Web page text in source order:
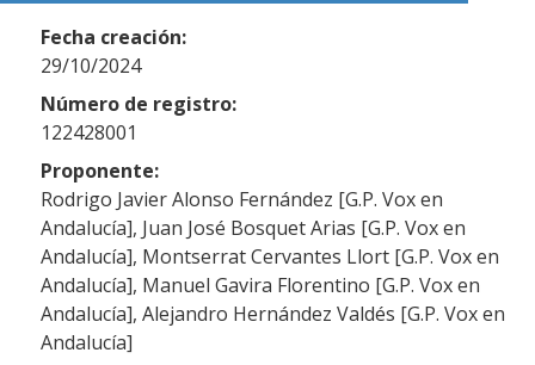
Fecha creación:
29/10/2024
Número de registro:
122428001
Proponente:
Rodrigo Javier Alonso Fernández [G.P. Vox en
Andalucía], Juan José Bosquet Arias [G.P. Vox en
Andalucía], Montserrat Cervantes Llort [G.P. Vox en
Andalucía], Manuel Gavira Florentino [G.P. Vox en
Andalucía], Alejandro Hernández Valdés [G.P. Vox en
Andalucía]